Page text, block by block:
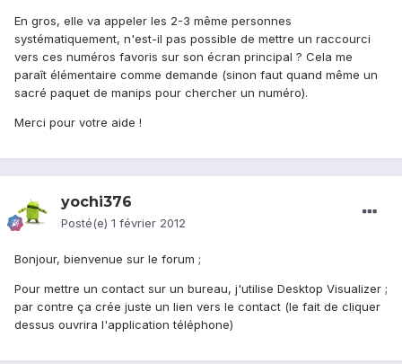
En gros, elle va appeler les 2-3 même personnes
systématiquement, n'est-il pas possible de mettre un raccourci
vers ces numéros favoris sur son écran principal ? Cela me
paraît élémentaire comme demande (sinon faut quand même un
sacré paquet de manips pour chercher un numéro).
Merci pour votre aide !
yochi376
Posté(e) 1 février 2012
Bonjour, bienvenue sur le forum ;
Pour mettre un contact sur un bureau, j'utilise Desktop Visualizer ;
par contre ça crée juste un lien vers le contact (le fait de cliquer
dessus ouvrira l'application téléphone)